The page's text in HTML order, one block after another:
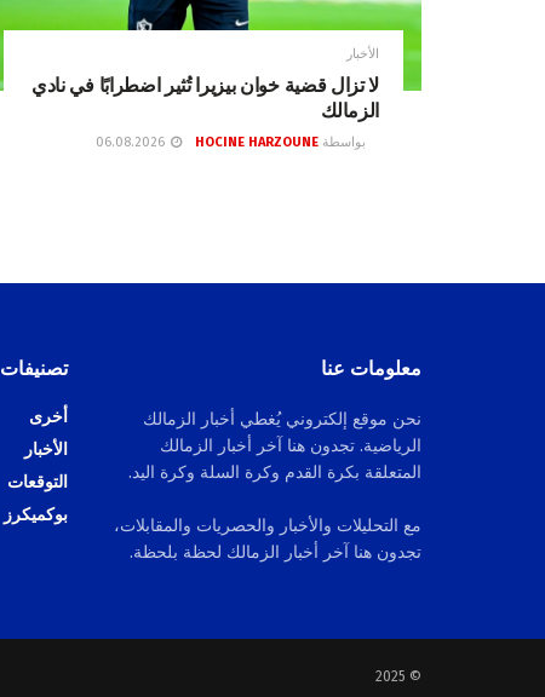
الأخبار
لا تزال قضية خوان بيزيرا تُثير اضطرابًا في نادي
الزمالك
بواسطة HOCINE HARZOUNE
معلومات عنا
نحن موقع إلكتروني يُغطي أخبار الزمالك
الرياضية. تجدون هنا آخر أخبار الزمالك
المتعلقة بكرة القدم وكرة السلة وكرة اليد.
مع التحليلات والأخبار والحصريات والمقابلات،
تجدون هنا آخر أخبار الزمالك لحظة بلحظة.
تصنيفات
أخرى
الأخبار
التوقعات
بوكميكرز
© 2025